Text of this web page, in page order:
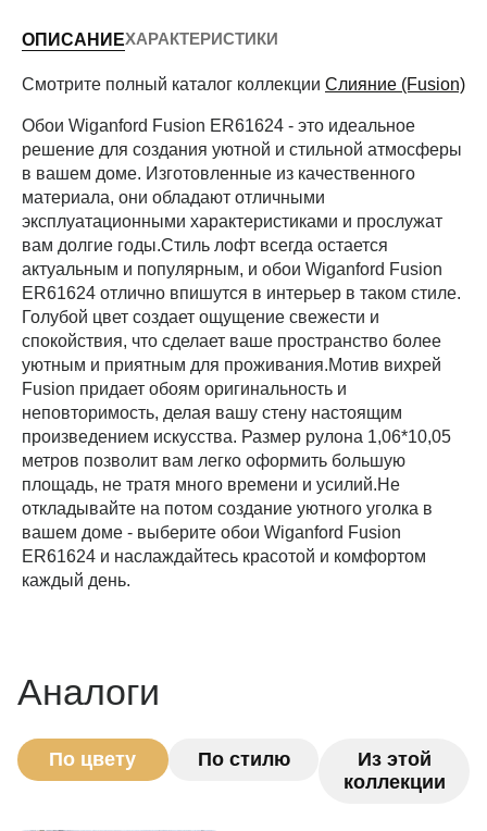
Периметр комнаты (м)
Рассчитать
ОПИСАНИЕХАРАКТЕРИСТИКИ
Смотрите полный каталог коллекции Слияние (Fusion)
Обои Wiganford Fusion ER61624 - это идеальное
решение для создания уютной и стильной атмосферы
в вашем доме. Изготовленные из качественного
материала, они обладают отличными
эксплуатационными характеристиками и прослужат
вам долгие годы.Стиль лофт всегда остается
актуальным и популярным, и обои Wiganford Fusion
ER61624 отлично впишутся в интерьер в таком стиле.
Голубой цвет создает ощущение свежести и
спокойствия, что сделает ваше пространство более
уютным и приятным для проживания.Мотив вихрей
Fusion придает обоям оригинальность и
неповторимость, делая вашу стену настоящим
произведением искусства. Размер рулона 1,06*10,05
метров позволит вам легко оформить большую
площадь, не тратя много времени и усилий.Не
откладывайте на потом создание уютного уголка в
вашем доме - выберите обои Wiganford Fusion
ER61624 и наслаждайтесь красотой и комфортом
каждый день.
Аналоги
По цвету По стилю
Из этой
коллекции